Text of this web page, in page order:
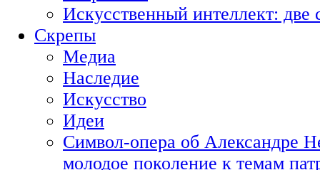
Искусственный интеллект:
Скрепы
Медиа
Наследие
Искусство
Идеи
Символ-опера об Александре
молодое поколение к темам